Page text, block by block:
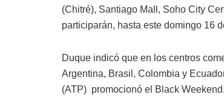
(Chitré), Santiago Mall, Soho City
participarán, hasta este domingo 16
Duque indicó que en los centros
Argentina, Brasil, Colombia y
(ATP) promocionó el Black Weekend.